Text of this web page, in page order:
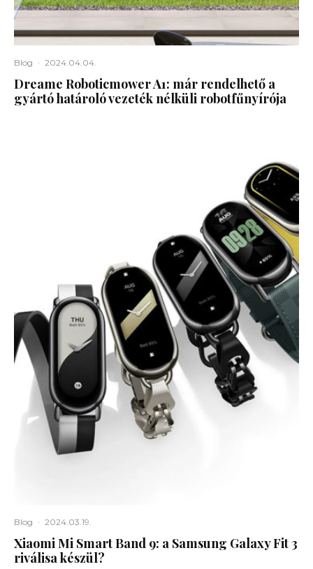
Blog · 2024.04.04.
Dreame Roboticmower A1: már rendelhető a
gyártó határoló vezeték nélküli robotfűnyírója
Blog · 2024.03.19.
Xiaomi Mi Smart Band 9: a Samsung Galaxy Fit 3
riválisa készül?